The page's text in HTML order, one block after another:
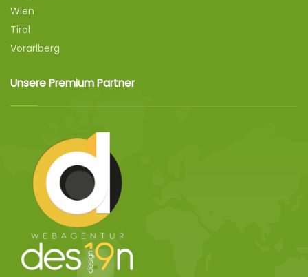
Wien
Tirol
Vorarlberg
Unsere Premium Partner